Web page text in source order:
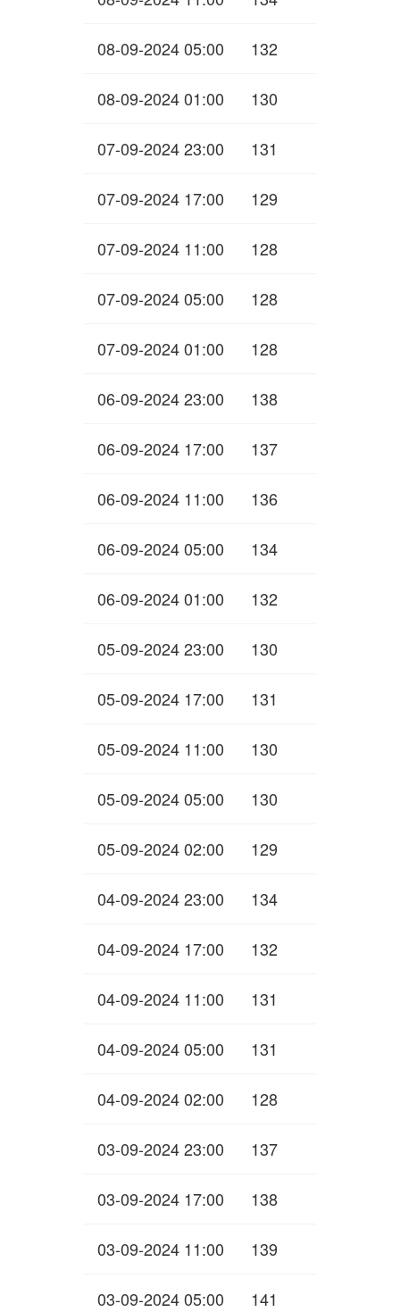
08-09-2024 05:00 132
08-09-2024 01:00 130
07-09-2024 23:00 131
07-09-2024 17:00 129
07-09-2024 11:00 128
07-09-2024 05:00 128
07-09-2024 01:00 128
06-09-2024 23:00 138
06-09-2024 17:00 137
06-09-2024 11:00 136
06-09-2024 05:00 134
06-09-2024 01:00 132
05-09-2024 23:00 130
05-09-2024 17:00 131
05-09-2024 11:00 130
05-09-2024 05:00 130
05-09-2024 02:00 129
04-09-2024 23:00 134
04-09-2024 17:00 132
04-09-2024 11:00 131
04-09-2024 05:00 131
04-09-2024 02:00 128
03-09-2024 23:00 137
03-09-2024 17:00 138
03-09-2024 11:00 139
03-09-2024 05:00 141